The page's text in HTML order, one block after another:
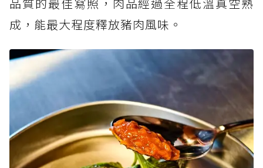
品質的最佳寫照，肉品經過全程低溫真空熟
成，能最大程度釋放豬肉風味。